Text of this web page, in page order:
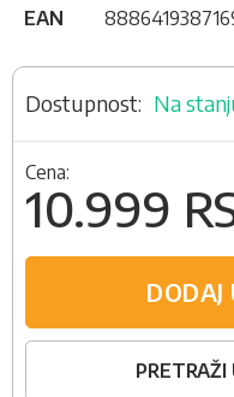
EAN
Na
Cena:
10.999
DODAJ